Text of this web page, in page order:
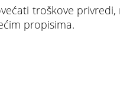
troškove
propisima.